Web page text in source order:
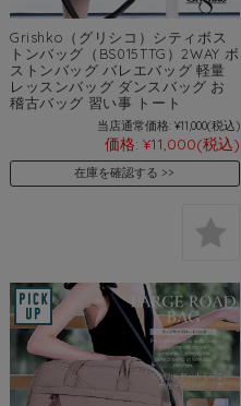
Grishko（グリシコ）シティボス
トンバッグ（BS015TTG）2WAY ボ
ストンバッグ バレエバッグ 軽量
レッスンバッグ ダンスバッグ お
稽古バッグ 習い事 トート
当店通常価格: ¥11,000(税込)
価格: ¥11,000(税込)
在庫を確認する